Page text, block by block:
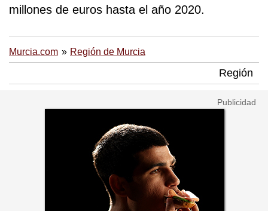
millones de euros hasta el año 2020.
Murcia.com Región de Murcia
Región